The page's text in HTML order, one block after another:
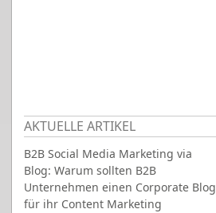
AKTUELLE ARTIKEL
B2B Social Media Marketing via
Blog: Warum sollten B2B
Unternehmen einen Corporate Blog
für ihr Content Marketing